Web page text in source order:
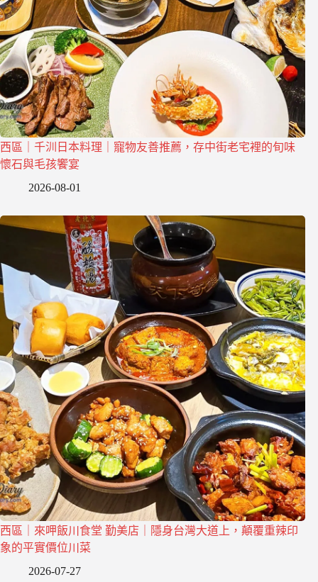
西區｜千汌日本料理｜寵物友善推薦，存中街老宅裡的旬味
懷石與毛孩饗宴
2026-08-01
西區｜來呷飯川食堂 勤美店｜隱身台灣大道上，顛覆重辣印
象的平實價位川菜
2026-07-27